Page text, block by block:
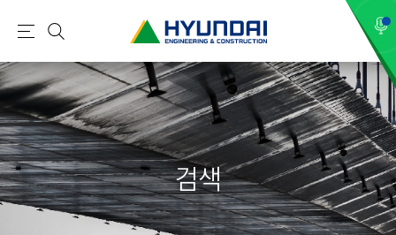
현
건
설
(
H
Y
U
N
메
뉴
검
색
검색